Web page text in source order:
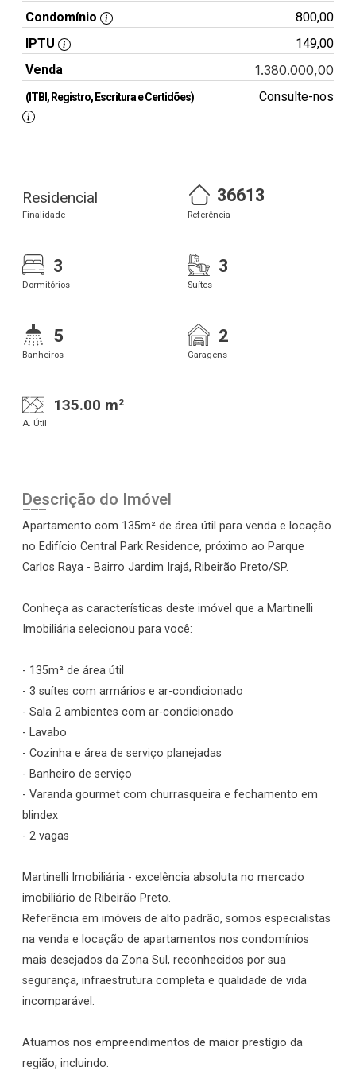
Condomínio
800,00
IPTU
149,00
Venda
1.380.000,00
(ITBI, Registro, Escritura e Certidões) Consulte-nos
Residencial
Finalidade
36613
Referência
3
Dormitórios
3
Suítes
5
Banheiros
2
Garagens
135.00 m²
A. Útil
Descrição do Imóvel
Apartamento com 135m² de área útil para venda e locação
no Edifício Central Park Residence, próximo ao Parque
Carlos Raya - Bairro Jardim Irajá, Ribeirão Preto/SP.
Conheça as características deste imóvel que a Martinelli
Imobiliária selecionou para você:
- 135m² de área útil
- 3 suítes com armários e ar-condicionado
- Sala 2 ambientes com ar-condicionado
- Lavabo
- Cozinha e área de serviço planejadas
- Banheiro de serviço
- Varanda gourmet com churrasqueira e fechamento em
blindex
- 2 vagas
Martinelli Imobiliária - excelência absoluta no mercado
imobiliário de Ribeirão Preto.
Referência em imóveis de alto padrão, somos especialistas
na venda e locação de apartamentos nos condomínios
mais desejados da Zona Sul, reconhecidos por sua
segurança, infraestrutura completa e qualidade de vida
incomparável.
Atuamos nos empreendimentos de maior prestígio da
região, incluindo: